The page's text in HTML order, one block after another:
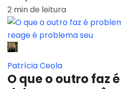
2 min de leitura
Patrícia Ceola
O que o outro faz